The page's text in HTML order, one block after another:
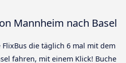
Mannheim nach Basel
die täglich 6 mal mit dem
fahren, mit einem Klick! Buche